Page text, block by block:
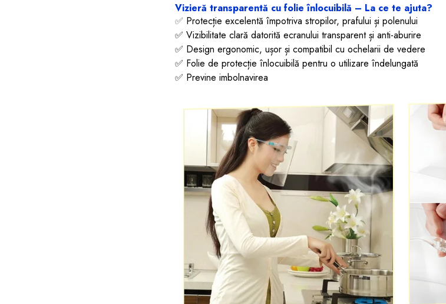
Vizieră transparentă cu folie înlocuibilă – La ce te ajuta?
✅ Protecție excelentă împotriva stropilor, prafului și polenului
✅ Vizibilitate clară datorită ecranului transparent și anti-aburire
✅ Design ergonomic, ușor și compatibil cu ochelarii de vedere
✅ Folie de protecție înlocuibilă pentru o utilizare îndelungată
✅ Previne imbolnavirea